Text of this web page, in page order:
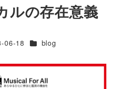
ルの存在意義
06-18 カテゴリー
blog